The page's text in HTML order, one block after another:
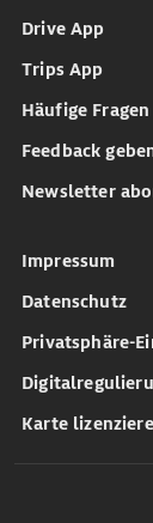
Drive App
Trips App
Häufige Fragen
Feedback
Newsletter
Impressum
Datenschutz
Privatsphäre-
Karte